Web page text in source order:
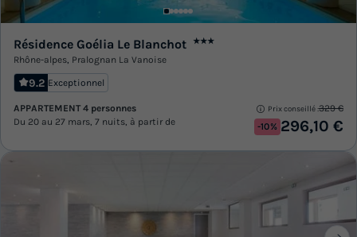
Résidence Goélia Le Blanchot ★★★
Rhône-alpes, Pralognan La Vanoise
9.2 Exceptionnel
APPARTEMENT 4 personnes
Du 20 au 27 mars, 7 nuits, à partir de
Prix conseillé :329 €
-10% 296,10 €